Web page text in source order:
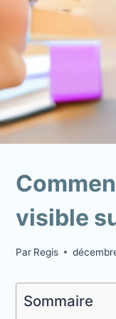
visible
Par Regis
Sommaire